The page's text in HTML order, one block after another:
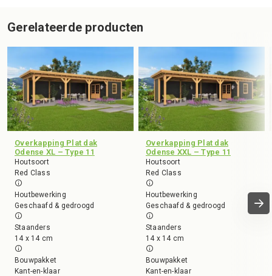
Gerelateerde producten
Overkapping Plat dak
Odense XL – Type 11
Houtsoort
Red Class
Houtbewerking
Geschaafd & gedroogd
Staanders
14 x 14 cm
Bouwpakket
Kant-en-klaar
Overkapping Plat dak
Odense XXL – Type 11
Houtsoort
Red Class
Houtbewerking
Geschaafd & gedroogd
Staanders
14 x 14 cm
Bouwpakket
Kant-en-klaar